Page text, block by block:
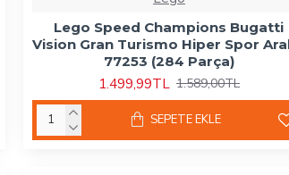
Lego Speed Champions Bugatti
Vision Gran Turismo Hiper Spor
77253 (284 Parça)
1.499,99TL 1.589,00TL
SEPETE EKLE